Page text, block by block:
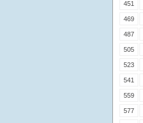
451
469
487
505
523
541
559
577